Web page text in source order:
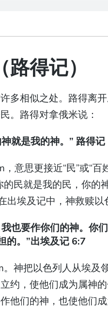
得记）
多相似之处。路得离
。路得对拿俄米说：
就是我的神。” 路得
民就是我的民，你的
出埃及记中，神救赎以
也要作你们的神。你
的。”出埃及记 6:7
。神把以色列人从埃及
约，使他们成为属神
他们的神，也使他们成